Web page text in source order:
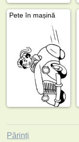
Pete în mașină
Părinți